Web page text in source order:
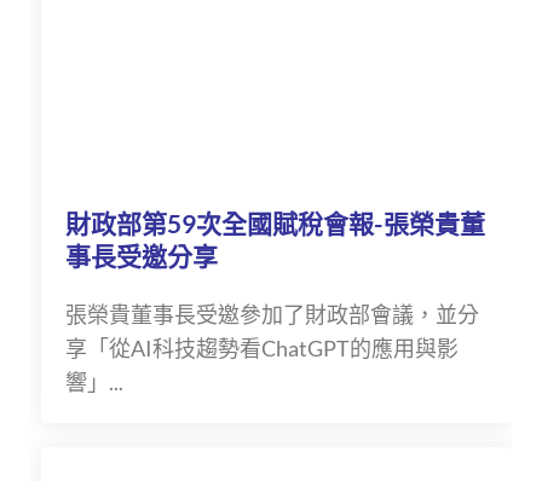
財政部第59次全國賦稅會報-張榮貴董
事長受邀分享
張榮貴董事長受邀參加了財政部會議，並分
享「從AI科技趨勢看ChatGPT的應用與影
響」...